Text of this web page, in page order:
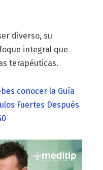
diverso, su
integral que
terapéuticas.
conocer la Guía
Fuertes Después